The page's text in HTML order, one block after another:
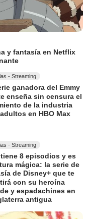
y fantasía en Netflix
- Streaming
ganadora del Emmy
enseña sin censura el
de la industria
en HBO Max
- Streaming
8 episodios y es
mágica: la serie de
de Disney+ que te
con su heroína
y espadachines en
antigua